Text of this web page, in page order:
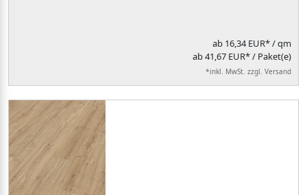
ab 16,34 EUR*/ qm
ab 41,67 EUR* / Paket(e)
*inkl. MwSt. zzgl. Versand